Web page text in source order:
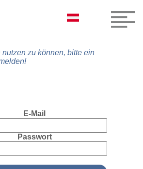
zu können, bitte ein
E-Mail
Passwort